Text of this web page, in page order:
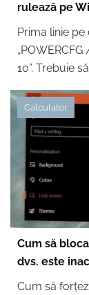
rulează pe
Prima linie
10”. Trebuie
Calculator
Cum să
dvs. este
Cum să